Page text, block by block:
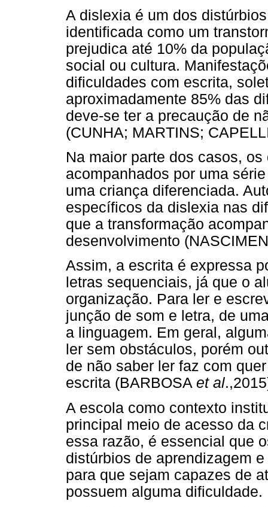
A dislexia é um dos
identificada como um
prejudica até 10% da
social ou cultura.
dificuldades com escrita,
aproximadamente 85% das
deve-se ter a precaução de
(CUNHA; MARTINS;
Na maior parte dos casos,
acompanhados por uma
uma criança diferenciada.
específicos da dislexia nas
que a transformação
desenvolvimento
Assim, a escrita é expressa
letras sequenciais, já que o
organização. Para ler e
junção de som e letra, de
a linguagem. Em geral,
ler sem obstáculos, porém
de não saber ler faz com
escrita (BARBOSA et al
A escola como contexto
principal meio de acesso da
essa razão, é essencial que
distúrbios de aprendizagem
para que sejam capazes de
possuem alguma dificuldade.